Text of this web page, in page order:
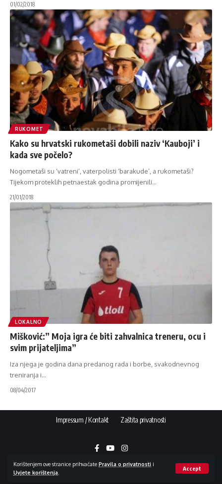
Korištenjem ove stranice prihvaćate Pravila o privatnosti i
Uvjete korištenja
Accept
01/02/2018
RUKOMET
Kako su hrvatski rukometaši dobili naziv ‘Kauboji’ i
kada sve počelo?
Nogometaši su ‘vatreni’, vaterpolisti ‘barakude’, a rukometaši?
Tijekom proteklih petnaestak godina promijenili…
21/01/2018
LOKALNO
Mišković:” Moja igra će biti zahvalnica treneru, ocu i
svim prijateljima”
Iza njega je godina dana predanog rada i borbe, svakodnevnog
treniranja i…
08/04/2017
Impressum / Kontakt Zaštita privatnosti
Copyright © 2015 - 2026 NovaBila.info | E-mail: info@novabila.info